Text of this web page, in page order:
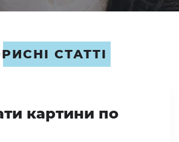
СТАТТІ
картини по